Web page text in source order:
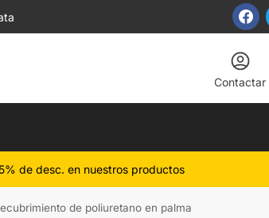
Contactar
de desc. en nuestros productos
de poliuretano en palma